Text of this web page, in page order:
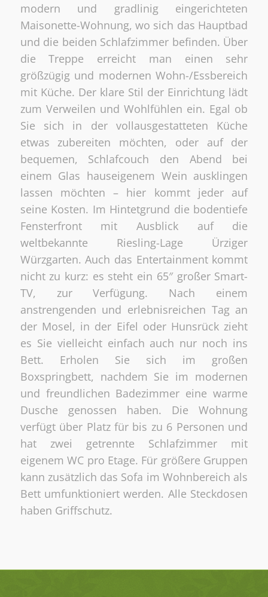
modern und gradlinig eingerichteten
Maisonette-Wohnung, wo sich das Hauptbad
und die beiden Schlafzimmer befinden. Über
die Treppe erreicht man einen sehr
größzügig und modernen Wohn-/Essbereich
mit Küche. Der klare Stil der Einrichtung lädt
zum Verweilen und Wohlfühlen ein. Egal ob
Sie sich in der vollausgestatteten Küche
etwas zubereiten möchten, oder auf der
bequemen, Schlafcouch den Abend bei
einem Glas hauseigenem Wein ausklingen
lassen möchten – hier kommt jeder auf
seine Kosten. Im Hintetgrund die bodentiefe
Fensterfront mit Ausblick auf die
weltbekannte Riesling-Lage Ürziger
Würzgarten. Auch das Entertainment kommt
nicht zu kurz: es steht ein 65″ großer Smart-
TV, zur Verfügung. Nach einem
anstrengenden und erlebnisreichen Tag an
der Mosel, in der Eifel oder Hunsrück zieht
es Sie vielleicht einfach auch nur noch ins
Bett. Erholen Sie sich im großen
Boxspringbett, nachdem Sie im modernen
und freundlichen Badezimmer eine warme
Dusche genossen haben. Die Wohnung
verfügt über Platz für bis zu 6 Personen und
hat zwei getrennte Schlafzimmer mit
eigenem WC pro Etage. Für größere Gruppen
kann zusätzlich das Sofa im Wohnbereich als
Bett umfunktioniert werden. Alle Steckdosen
haben Griffschutz.